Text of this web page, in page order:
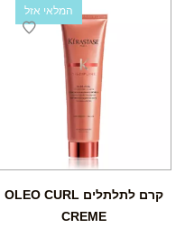
המלאי אזל
קרם לתלתלים OLEO CURL
CREME